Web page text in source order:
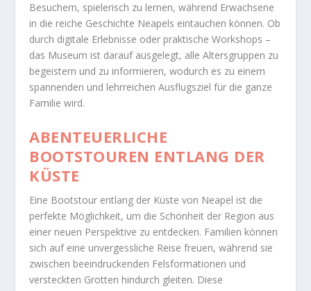
Besuchern, spielerisch zu lernen, während Erwachsene
in die reiche Geschichte Neapels eintauchen können. Ob
durch digitale Erlebnisse oder praktische Workshops –
das Museum ist darauf ausgelegt, alle Altersgruppen zu
begeistern und zu informieren, wodurch es zu einem
spannenden und lehrreichen Ausflugsziel für die ganze
Familie wird.
ABENTEUERLICHE
BOOTSTOUREN ENTLANG DER
KÜSTE
Eine Bootstour entlang der Küste von Neapel ist die
perfekte Möglichkeit, um die Schönheit der Region aus
einer neuen Perspektive zu entdecken. Familien können
sich auf eine unvergessliche Reise freuen, während sie
zwischen beeindruckenden Felsformationen und
versteckten Grotten hindurch gleiten. Diese